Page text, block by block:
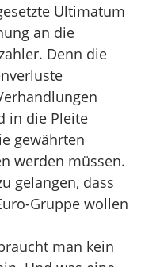
Ultimatum
an die
Denn die
in die Pleite
gewährten
werden müssen.
gelangen, dass
Gruppe wollen
man kein